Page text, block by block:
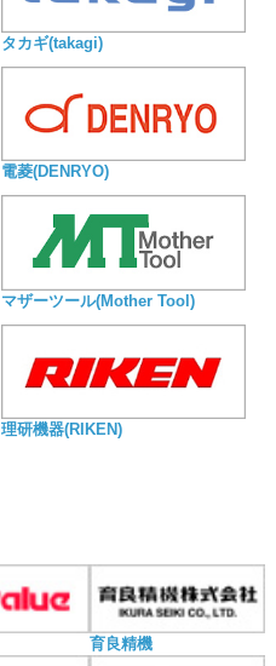
タカギ(takagi)
電菱(DENRYO)
マザーツール(Mother Tool)
理研機器(RIKEN)
育良精機